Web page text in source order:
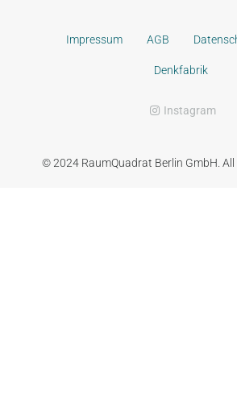
Impressum AGB
Denkfabrik
Instagram
© 2024 RaumQuadrat Berlin GmbH. All